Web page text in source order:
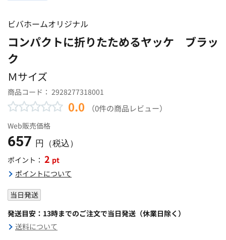
ビバホームオリジナル
コンパクトに折りたためるヤッケ ブラッ
ク
Ｍサイズ
商品コード： 2928277318001
0.0 （0件の商品レビュー）
Web販売価格
657 円（税込）
ポイント： 2 pt
ポイントについて
当日発送
発送目安：13時までのご注文で当日発送（休業日除く）
送料について